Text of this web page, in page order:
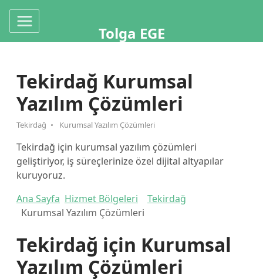
Tolga EGE
Tekirdağ Kurumsal
Yazılım Çözümleri
Tekirdağ Kurumsal Yazılım Çözümleri
Tekirdağ için kurumsal yazılım çözümleri
geliştiriyor, iş süreçlerinize özel dijital altyapılar
kuruyoruz.
Ana Sayfa Hizmet Bölgeleri
Tekirdağ
Kurumsal Yazılım Çözümleri
Tekirdağ için Kurumsal
Yazılım Çözümleri